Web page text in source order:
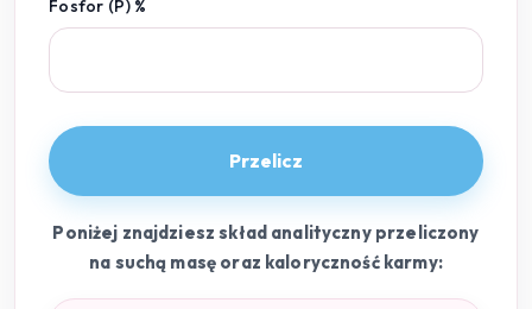
Fosfor (P) %
Przelicz
Poniżej znajdziesz skład analityczny przeliczony
na suchą masę oraz kaloryczność karmy: